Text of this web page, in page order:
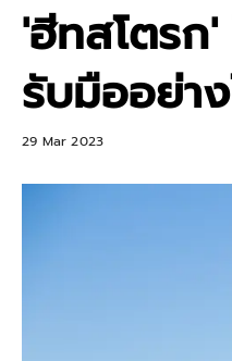
'ฮีทสโตรก
รับมืออย่า
29 Mar 2023